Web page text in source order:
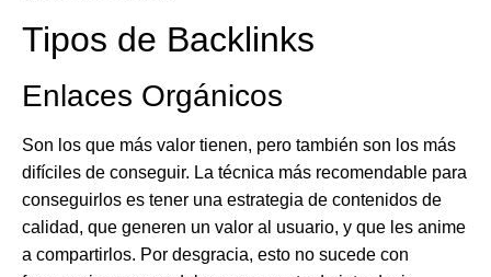
Tipos de Backlinks
Enlaces Orgánicos
Son los que más valor tienen, pero también son los más
difíciles de conseguir. La técnica más recomendable para
conseguirlos es tener una estrategia de contenidos de
calidad, que generen un valor al usuario, y que les anime
a compartirlos. Por desgracia, esto no sucede con